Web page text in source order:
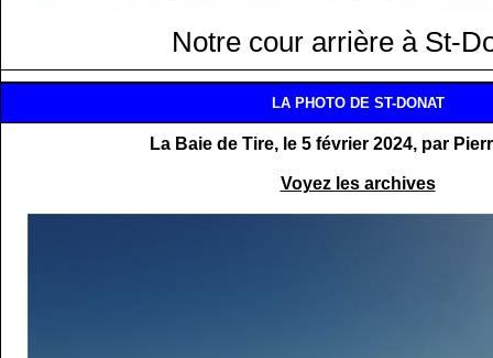
Notre cour arrière à St-
LA PHOTO DE ST-DONAT
La Baie de Tire, le 5 février 2024, par
Voyez les archives